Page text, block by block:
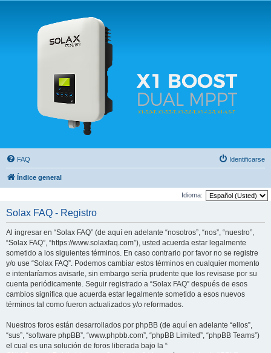
Solax FAQ
Lugar para intercambiar dudas sobre inversores solares Solax y temas relacionados.
FAQ Identificarse
Índice general
Idioma:
Solax FAQ - Registro
Al ingresar en “Solax FAQ” (de aquí en adelante “nosotros”, “nos”, “nuestro”,
“Solax FAQ”, “https://www.solaxfaq.com”), usted acuerda estar legalmente
sometido a los siguientes términos. En caso contrario por favor no se registre
y/o use “Solax FAQ”. Podemos cambiar estos términos en cualquier momento
e intentaríamos avisarle, sin embargo sería prudente que los revisase por su
cuenta periódicamente. Seguir registrado a “Solax FAQ” después de esos
cambios significa que acuerda estar legalmente sometido a esos nuevos
términos tal como fueron actualizados y/o reformados.
Nuestros foros están desarrollados por phpBB (de aquí en adelante “ellos”,
“sus”, “software phpBB”, “www.phpbb.com”, “phpBB Limited”, “phpBB Teams”)
el cual es una solución de foros liberada bajo la “